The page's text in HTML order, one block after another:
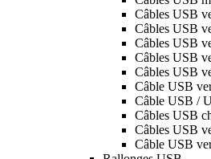
Câbles USB
Câbles USB
Câbles USB
Câbles USB
Câbles USB
Câble USB
Câble USB /
Câbles USB
Câbles USB
Câble USB